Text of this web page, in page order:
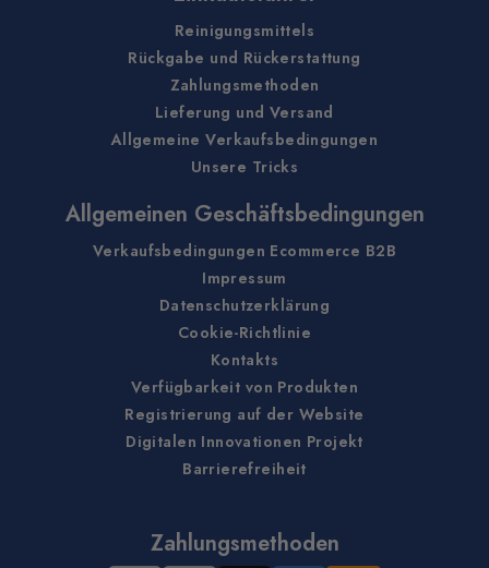
Reinigungsmittels
Rückgabe und Rückerstattung
Zahlungsmethoden
Lieferung und Versand
Allgemeine Verkaufsbedingungen
Unsere Tricks
Allgemeinen Geschäftsbedingungen
Verkaufsbedingungen Ecommerce B2B
Impressum
Datenschutzerklärung
Cookie-Richtlinie
Kontakts
Verfügbarkeit von Produkten
Registrierung auf der Website
Digitalen Innovationen Projekt
Barrierefreiheit
Zahlungsmethoden